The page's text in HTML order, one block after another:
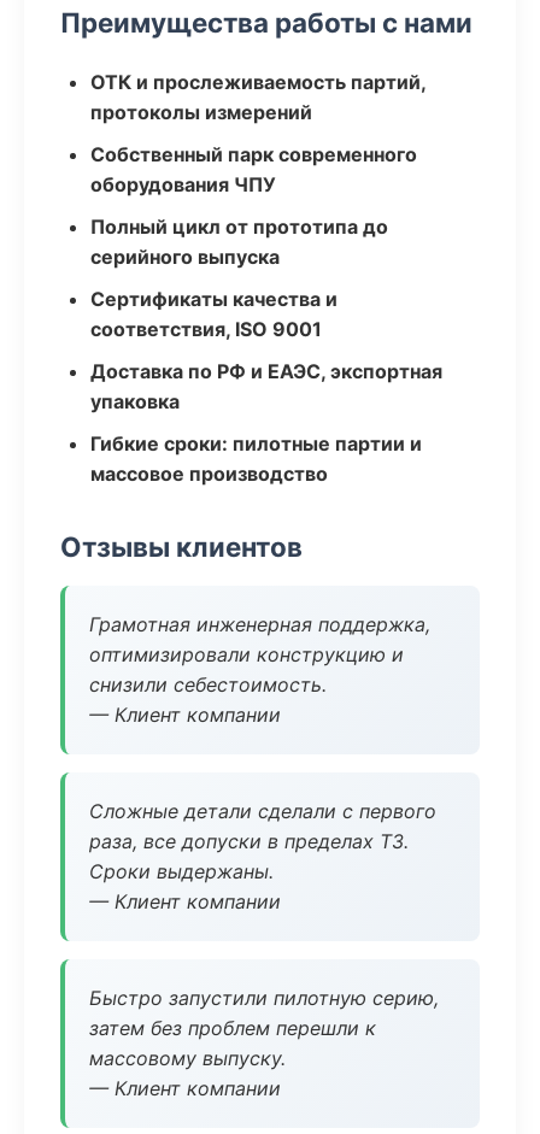
Преимущества работы с нами
ОТК и прослеживаемость партий,
протоколы измерений
Собственный парк современного
оборудования ЧПУ
Полный цикл от прототипа до
серийного выпуска
Сертификаты качества и
соответствия, ISO 9001
Доставка по РФ и ЕАЭС, экспортная
упаковка
Гибкие сроки: пилотные партии и
массовое производство
Отзывы клиентов
Грамотная инженерная поддержка,
оптимизировали конструкцию и
снизили себестоимость.
— Клиент компании
Сложные детали сделали с первого
раза, все допуски в пределах ТЗ.
Сроки выдержаны.
— Клиент компании
Быстро запустили пилотную серию,
затем без проблем перешли к
массовому выпуску.
— Клиент компании